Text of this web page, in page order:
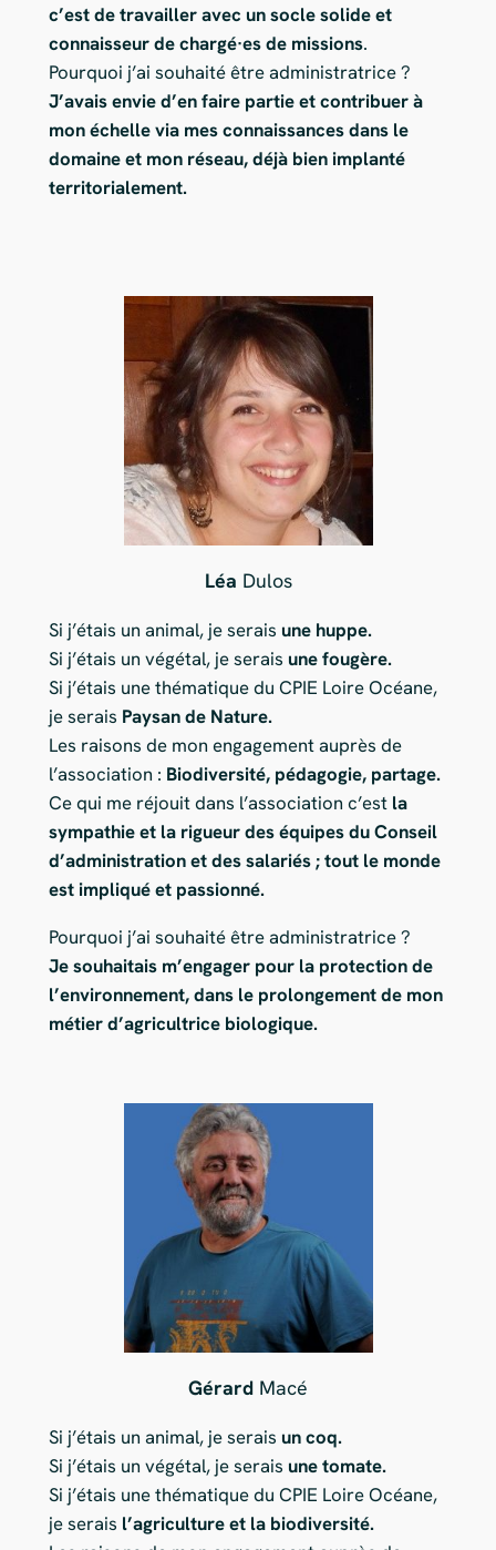
c’est de travailler avec un socle solide et
connaisseur de chargé·es de missions.
Pourquoi j’ai souhaité être administratrice ?
J’avais envie d’en faire partie et contribuer à
mon échelle via mes connaissances dans le
domaine et mon réseau, déjà bien implanté
territorialement.
Léa Dulos
Si j’étais un animal, je serais une huppe.
Si j’étais un végétal, je serais une fougère.
Si j’étais une thématique du CPIE Loire Océane,
je serais Paysan de Nature.
Les raisons de mon engagement auprès de
l’association : Biodiversité, pédagogie, partage.
Ce qui me réjouit dans l’association c’est la
sympathie et la rigueur des équipes du Conseil
d’administration et des salariés ; tout le monde
est impliqué et passionné.
Pourquoi j’ai souhaité être administratrice ?
Je souhaitais m’engager pour la protection de
l’environnement, dans le prolongement de mon
métier d’agricultrice biologique.
Gérard Macé
Si j’étais un animal, je serais un coq.
Si j’étais un végétal, je serais une tomate.
Si j’étais une thématique du CPIE Loire Océane,
je serais l’agriculture et la biodiversité.